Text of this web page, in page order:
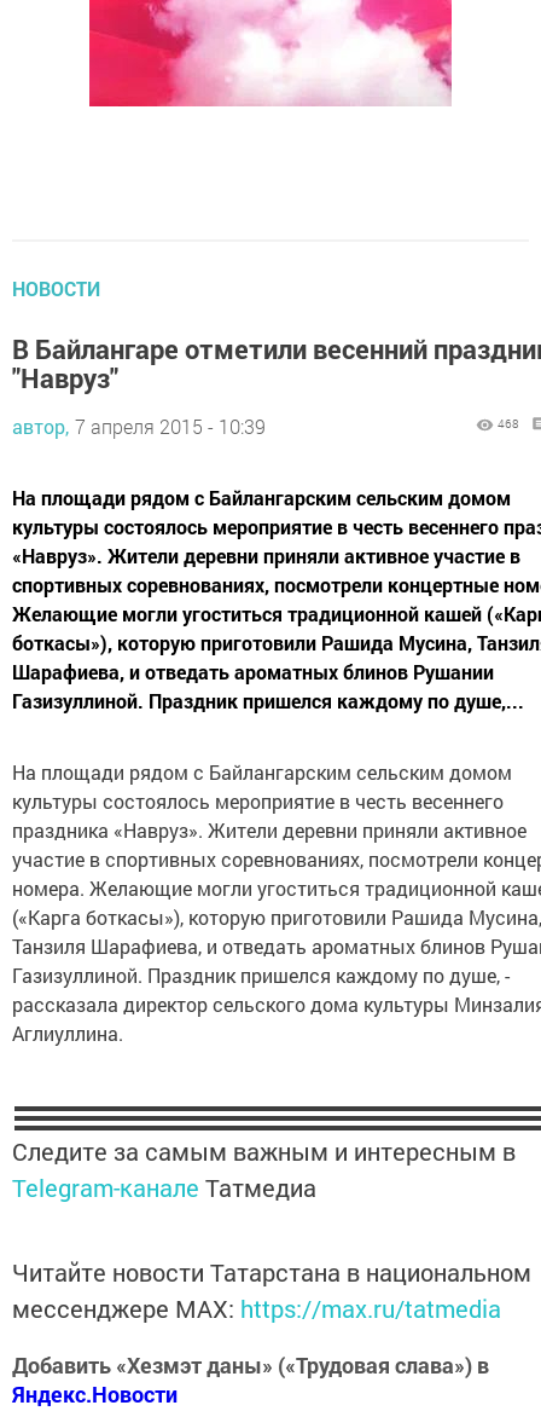
НОВОСТИ
В Байлангаре отметили весенний
"Навруз"
автор, 7 апреля 2015 - 10:39 468
На площади рядом с Байлангарским сельским домом
культуры состоялось мероприятие в честь весеннего
«Навруз». Жители деревни приняли активное участие в
спортивных соревнованиях, посмотрели концертные
Желающие могли угоститься традиционной кашей
боткасы»), которую приготовили Рашида Мусина,
Шарафиева, и отведать ароматных блинов Рушании
Газизуллиной. Праздник пришелся каждому по душе,...
На площади рядом с Байлангарским сельским домом
культуры состоялось мероприятие в честь весеннего
праздника «Навруз». Жители деревни приняли активное
участие в спортивных соревнованиях, посмотрели
номера. Желающие могли угоститься традиционной
(«Карга боткасы»), которую приготовили Рашида Мусина,
Танзиля Шарафиева, и отведать ароматных блинов
Газизуллиной. Праздник пришелся каждому по душе, -
рассказала директор сельского дома культуры
Аглиуллина.
Следите за самым важным и интересным в
Telegram-канале Татмедиа
Читайте новости Татарстана в национальном
мессенджере MАХ: https://max.ru/tatmedia
Добавить «Хезмэт даны» («Трудовая слава») в
Яндекс.Новости